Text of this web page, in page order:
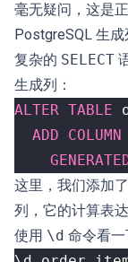
毫无疑问，这是正
PostgreSQL 生
复杂的 SELECT
生成列：
ALTER TABLE
ADD
COLUMN
这里，我们添加
列，它的计算表
使用 \d 命令看